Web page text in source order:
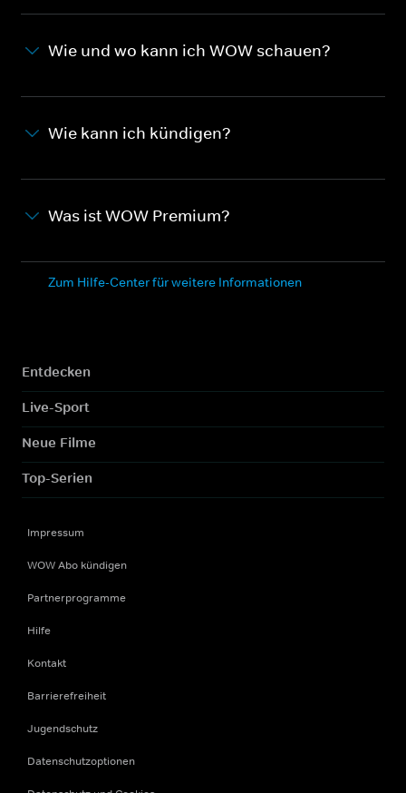
Wie und wo kann ich WOW schauen?
Wie kann ich kündigen?
Was ist WOW Premium?
Zum Hilfe-Center für weitere Informationen
Entdecken
Live-Sport
Neue Filme
Top-Serien
Impressum
WOW Abo kündigen
Partnerprogramme
Hilfe
Kontakt
Barrierefreiheit
Jugendschutz
Datenschutzoptionen